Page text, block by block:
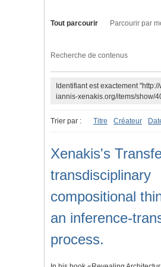
Tout parcourir Parcourir par
Recherche de contenus
Identifiant est exactement
iannis-xenakis.org/items/show/
Trier par : Titre Créateur
Xenakis's
transdisciplinary
compositional
an inference-
process.